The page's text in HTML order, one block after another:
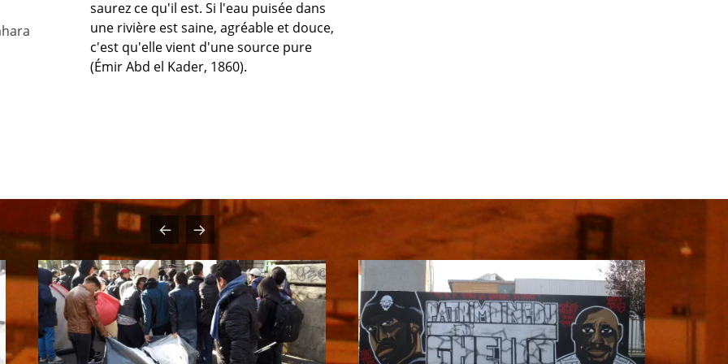
saurez ce qu'il est. Si l'eau puisée dans
une rivière est saine, agréable et douce,
c'est qu'elle vient d'une source pure
(Émir Abd el Kader, 1860).